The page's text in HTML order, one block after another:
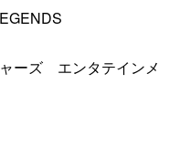
ーズ エンタテインメ